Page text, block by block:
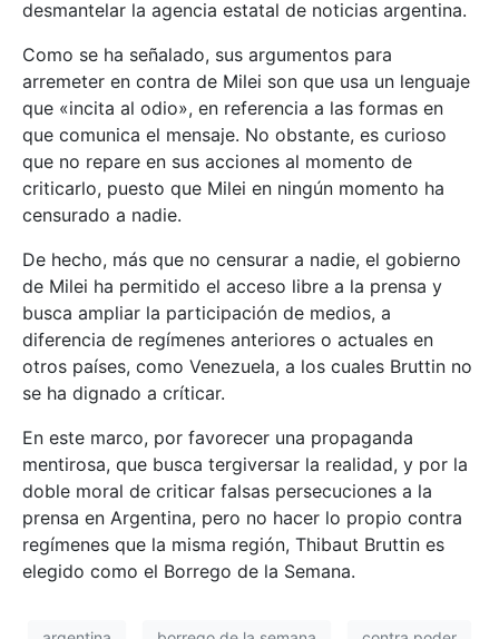
desmantelar la agencia estatal de noticias argentina.
Como se ha señalado, sus argumentos para
arremeter en contra de Milei son que usa un lenguaje
que «incita al odio», en referencia a las formas en
que comunica el mensaje. No obstante, es curioso
que no repare en sus acciones al momento de
criticarlo, puesto que Milei en ningún momento ha
censurado a nadie.
De hecho, más que no censurar a nadie, el gobierno
de Milei ha permitido el acceso libre a la prensa y
busca ampliar la participación de medios, a
diferencia de regímenes anteriores o actuales en
otros países, como Venezuela, a los cuales Bruttin no
se ha dignado a críticar.
En este marco, por favorecer una propaganda
mentirosa, que busca tergiversar la realidad, y por la
doble moral de criticar falsas persecuciones a la
prensa en Argentina, pero no hacer lo propio contra
regímenes que la misma región, Thibaut Bruttin es
elegido como el Borrego de la Semana.